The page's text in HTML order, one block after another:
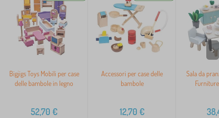
Bigjigs Toys Mobili per case
delle bambole in legno
52,70 €
Accessori per case delle
bambole
12,70 €
Sala da
>